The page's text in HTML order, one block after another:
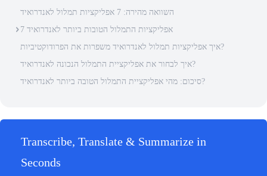
השוואה מהירה: 7 אפליקציות תמלול לאנדרואיד
7 אפליקציות התמלול הטובות ביותר לאנדרואיד
איך אפליקציות תמלול לאנדרואיד משפרות את הפרודוקטיביות?
איך לבחור את אפליקציית התמלול הנכונה לאנדרואיד?
סיכום: מהי אפליקציית התמלול הטובה ביותר לאנדרואיד?
Transcribe, Translate & Summarize in
Seconds